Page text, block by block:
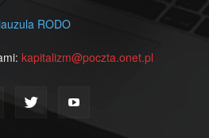
RODO
kapitalizm@poczta.onet.pl